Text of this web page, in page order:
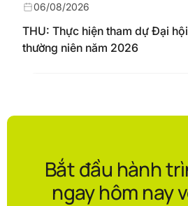
THU: Thực hiện tham dự Đại
thường niên năm 2026
06/08/2026
Bắt đầu hành
ngay hôm nay